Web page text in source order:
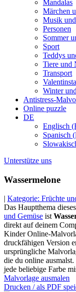
Mandalas
Märchen
Musik
Personen
Sommer
Sport
Teddys
Tiere und
Transport
Winter
Antistress-
Online puzzle
DE
Englisch
Spanisch
Unterstütze uns
Wassermelone
| Kategorie: Früchte
Das Hauptthema
und Gemüse ist
direkt auf deinem
Kinder Online-
druckfähigen Version
ursprüngliche
die du online
jede beliebige Farbe
Malvorlage ausmalen
Drucken / als PDF